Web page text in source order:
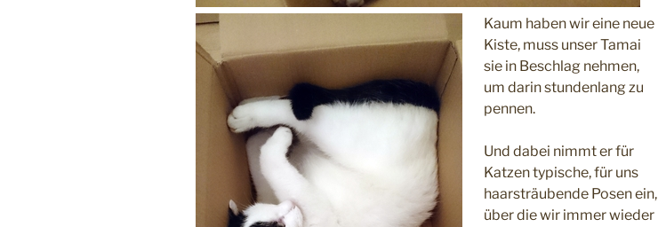
Kaum haben wir eine neue
Kiste, muss unser Tamai
sie in Beschlag nehmen,
um darin stundenlang zu
pennen.
Und dabei nimmt er für
Katzen typische, für uns
haarsträubende Posen ein,
über die wir immer wieder